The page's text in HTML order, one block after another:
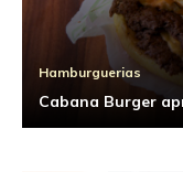
Hamburguerias
Cabana Burger